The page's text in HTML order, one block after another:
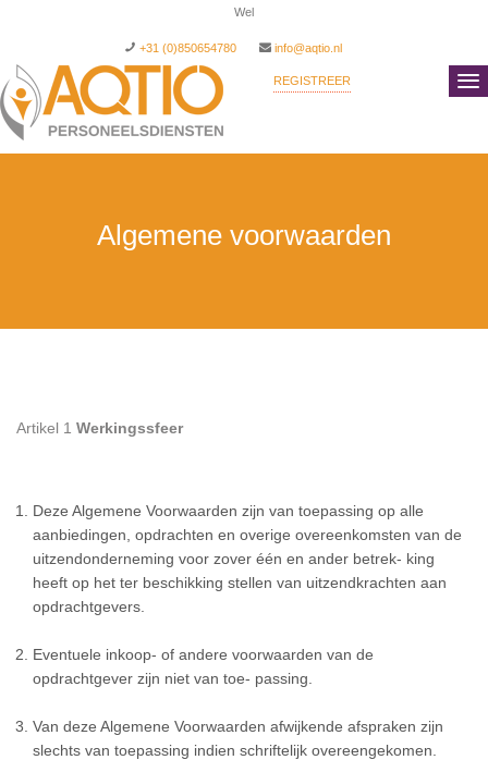
Welkom bij AQTIO PAYRO
+31 (0)850654780 info@aqtio.nl
REGISTREER
Algemene voorwaarden
Artikel 1 Werkingssfeer
Deze Algemene Voorwaarden zijn van toepassing op alle
aanbiedingen, opdrachten en overige overeenkomsten van de
uitzendonderneming voor zover één en ander betrek- king
heeft op het ter beschikking stellen van uitzendkrachten aan
opdrachtgevers.
Eventuele inkoop- of andere voorwaarden van de
opdrachtgever zijn niet van toe- passing.
Van deze Algemene Voorwaarden afwijkende afspraken zijn
slechts van toepassing indien schriftelijk overeengekomen.